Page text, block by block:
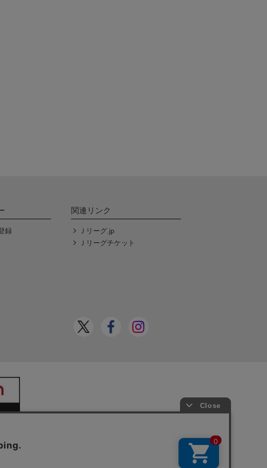
録
関連リンク
Ｊリーグ.jp
Ｊリーグチケット
します。
Inc.